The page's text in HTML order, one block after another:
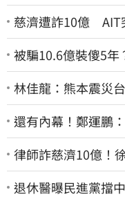
慈濟遭詐10億 AIT
被騙10.6億裝傻5
林佳龍：熊本震災
還有內幕！鄭運鵬
律師詐慈濟10億！
師再曬1照補刀
退休醫曝民進黨擋